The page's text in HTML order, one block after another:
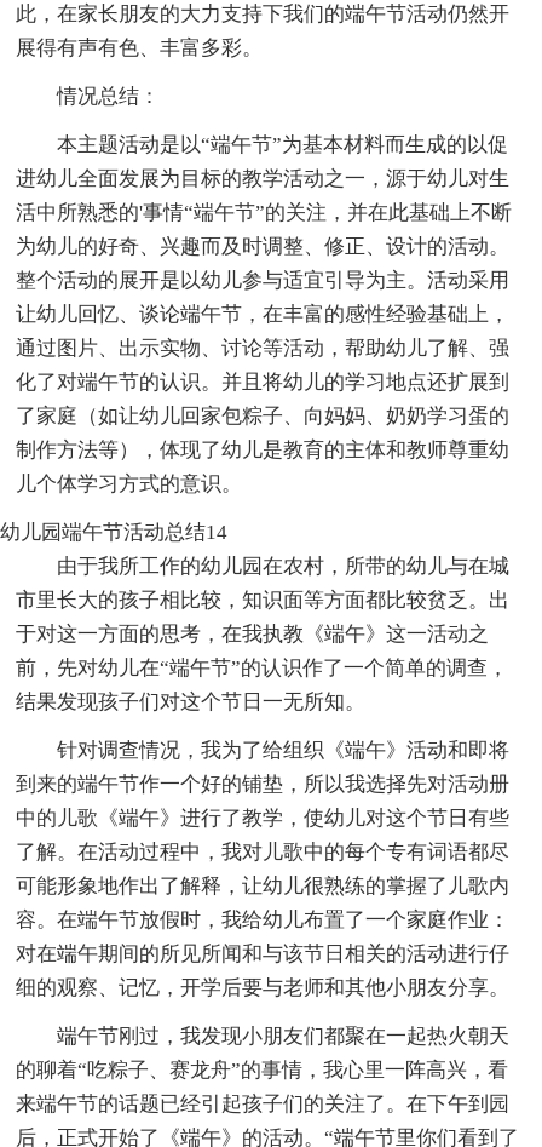
此，在家长朋友的大力支持下我们的端午节活动仍然开
展得有声有色、丰富多彩。
情况总结：
本主题活动是以“端午节”为基本材料而生成的以促
进幼儿全面发展为目标的教学活动之一，源于幼儿对生
活中所熟悉的'事情“端午节”的关注，并在此基础上不断
为幼儿的好奇、兴趣而及时调整、修正、设计的活动。
整个活动的展开是以幼儿参与适宜引导为主。活动采用
让幼儿回忆、谈论端午节，在丰富的感性经验基础上，
通过图片、出示实物、讨论等活动，帮助幼儿了解、强
化了对端午节的认识。并且将幼儿的学习地点还扩展到
了家庭（如让幼儿回家包粽子、向妈妈、奶奶学习蛋的
制作方法等），体现了幼儿是教育的主体和教师尊重幼
儿个体学习方式的意识。
幼儿园端午节活动总结14
由于我所工作的幼儿园在农村，所带的幼儿与在城
市里长大的孩子相比较，知识面等方面都比较贫乏。出
于对这一方面的思考，在我执教《端午》这一活动之
前，先对幼儿在“端午节”的认识作了一个简单的调查，
结果发现孩子们对这个节日一无所知。
针对调查情况，我为了给组织《端午》活动和即将
到来的端午节作一个好的铺垫，所以我选择先对活动册
中的儿歌《端午》进行了教学，使幼儿对这个节日有些
了解。在活动过程中，我对儿歌中的每个专有词语都尽
可能形象地作出了解释，让幼儿很熟练的掌握了儿歌内
容。在端午节放假时，我给幼儿布置了一个家庭作业：
对在端午期间的所见所闻和与该节日相关的活动进行仔
细的观察、记忆，开学后要与老师和其他小朋友分享。
端午节刚过，我发现小朋友们都聚在一起热火朝天
的聊着“吃粽子、赛龙舟”的事情，我心里一阵高兴，看
来端午节的话题已经引起孩子们的关注了。在下午到园
后，正式开始了《端午》的活动。“端午节里你们看到了